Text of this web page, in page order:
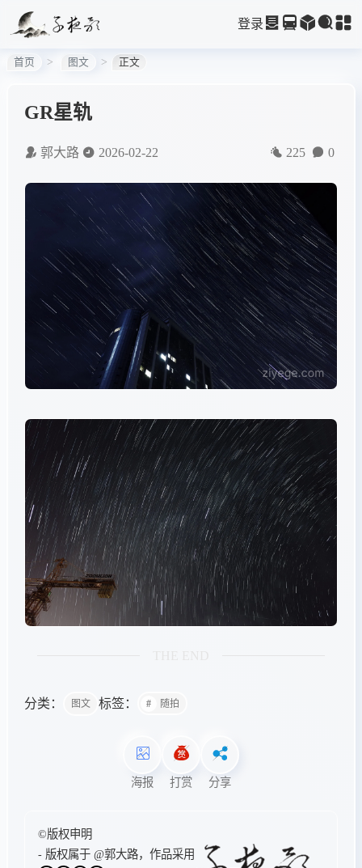
登录
首页 图文 正文
GR星轨
郭大路 2026-02-22 225 0
分类： 图文 标签： 随拍
海报 打赏 分享
©版权申明
- 版权属于 @郭大路，作品采用